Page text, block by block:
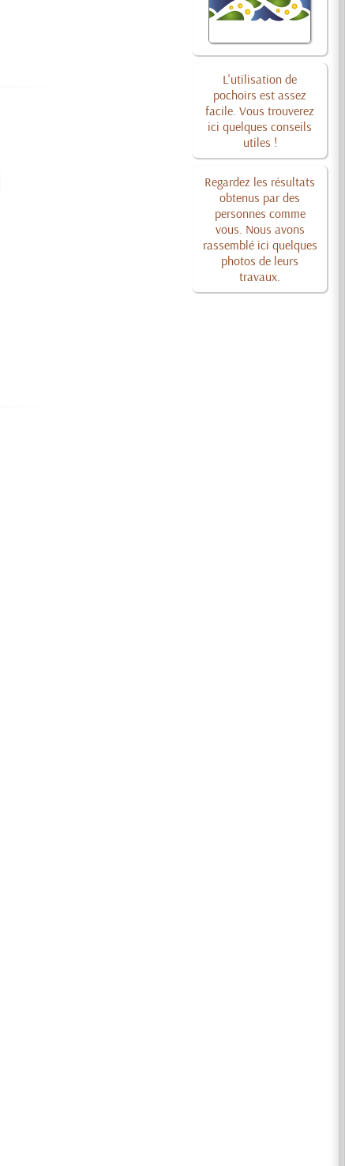
L'utilisation de
pochoirs est assez
facile. Vous trouverez
ici quelques conseils
utiles !
Regardez les résultats
obtenus par des
personnes comme
vous. Nous avons
rassemblé ici quelques
photos de leurs
travaux.